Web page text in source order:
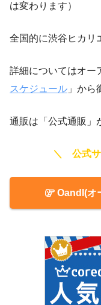
は変わります）
全国的に渋谷ヒカリ
詳細についてはオー
スケジュール 」から
通販は「公式通販」
＼ 公式
OandI(オ